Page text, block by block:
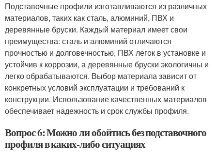
Подставочные профили изготавливаются из различных
материалов, таких как сталь, алюминий, ПВХ и
деревянные бруски. Каждый материал имеет свои
преимущества: сталь и алюминий отличаются
прочностью и долговечностью, ПВХ легок в установке и
устойчив к коррозии, а деревянные бруски экологичны и
легко обрабатываются. Выбор материала зависит от
конкретных условий эксплуатации и требований к
конструкции. Использование качественных материалов
обеспечивает надежность и срок службы профиля.
Вопрос 6: Можно ли обойтись без подставочного
профиля в каких-либо ситуациях